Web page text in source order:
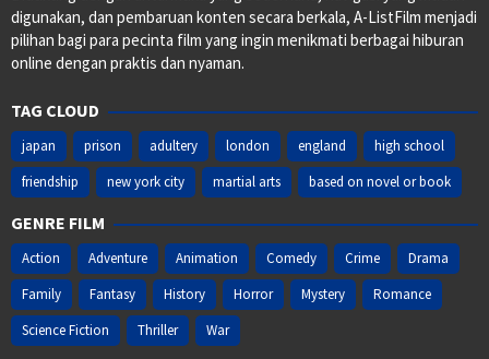
digunakan, dan pembaruan konten secara berkala, A-ListFilm menjadi
pilihan bagi para pecinta film yang ingin menikmati berbagai hiburan
online dengan praktis dan nyaman.
TAG CLOUD
japan prison adultery london england
high school
friendship
new york city martial arts based on novel or book
GENRE FILM
Action Adventure Animation Comedy Crime
Drama
Family
Fantasy History Horror Mystery
Romance
Science Fiction
Thriller War